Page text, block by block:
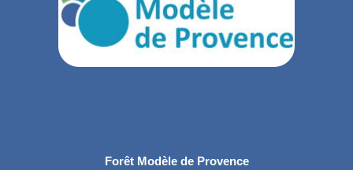
Forêt Modèle de Provence